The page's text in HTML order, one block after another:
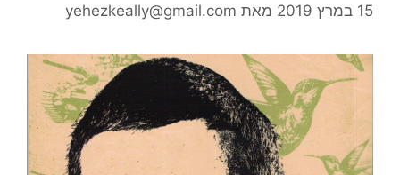
15 במרץ 2019 מאת yehezkeally@gmail.com